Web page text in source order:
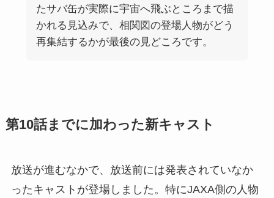
たサバ缶が実際に宇宙へ飛ぶところまで描
かれる見込みで、相関図の登場人物がどう
再集結するかが最後の見どころです。
第10話までに加わった新キャスト
放送が進むなかで、放送前には発表されていなか
ったキャストが登場しました。特にJAXA側の人物